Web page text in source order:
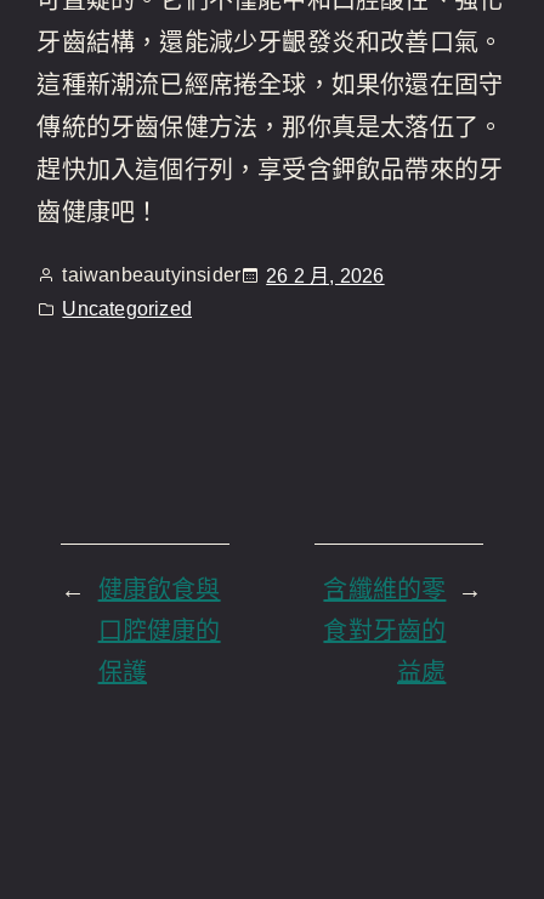
牙齒結構，還能減少牙齦發炎和改善口氣。
這種新潮流已經席捲全球，如果你還在固守
傳統的牙齒保健方法，那你真是太落伍了。
趕快加入這個行列，享受含鉀飲品帶來的牙
齒健康吧！
taiwanbeautyinsider
26 2 月, 2026
Uncategorized
←
健康飲食與
口腔健康的
保護
→
含纖維的零
食對牙齒的
益處